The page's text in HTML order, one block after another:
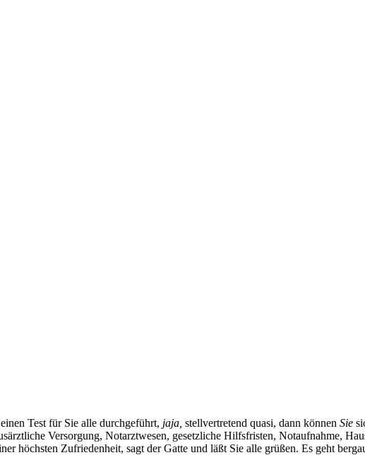
Test für Sie alle durchgeführt, jaja, stellvertretend quasi, dann können Sie
Versorgung, Notarztwesen, gesetzliche Hilfsfristen, Notaufnahme,
höchsten Zufriedenheit, sagt der Gatte und läßt Sie alle grüßen. Es geht